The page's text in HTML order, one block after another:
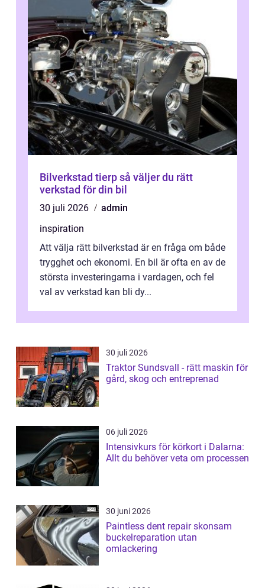
Bilverkstad tierp så väljer du rätt
verkstad för din bil
30 juli 2026
admin
inspiration
Att välja rätt bilverkstad är en fråga om både
trygghet och ekonomi. En bil är ofta en av de
största investeringarna i vardagen, och fel
val av verkstad kan bli dy...
30 juli 2026
Traktor Sundsvall - rätt maskin för
gård, skog och entreprenad
06 juli 2026
Intensivkurs för körkort i Dalarna:
Allt du behöver veta om processen
30 juni 2026
Paintless dent repair skonsam
buckelreparation utan
omlackering